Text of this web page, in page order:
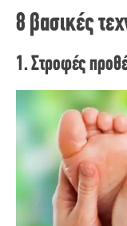
8 βασικές
1. Στροφές